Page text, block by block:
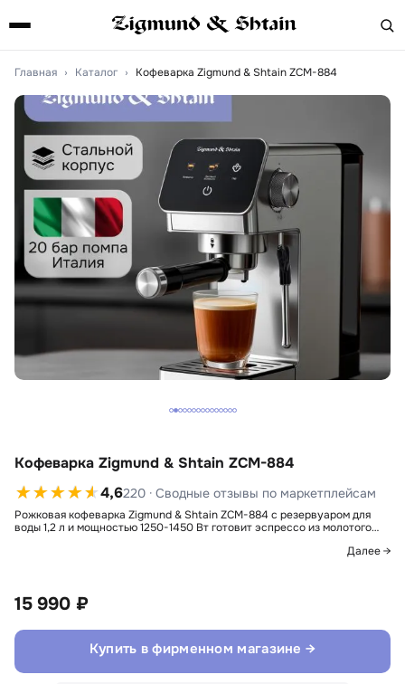
Главная › Каталог › Кофеварка Zigmund & Shtain ZCM-884
Кофеварка Zigmund & Shtain ZCM-884
4,6220 · Сводные отзывы по маркетплейсам
Рожковая кофеварка Zigmund & Shtain ZCM-884 с резервуаром для
воды 1,2 л и мощностью 1250-1450 Вт готовит эспрессо из молотого…
Далее →
15 990 ₽
Купить в фирменном магазине →